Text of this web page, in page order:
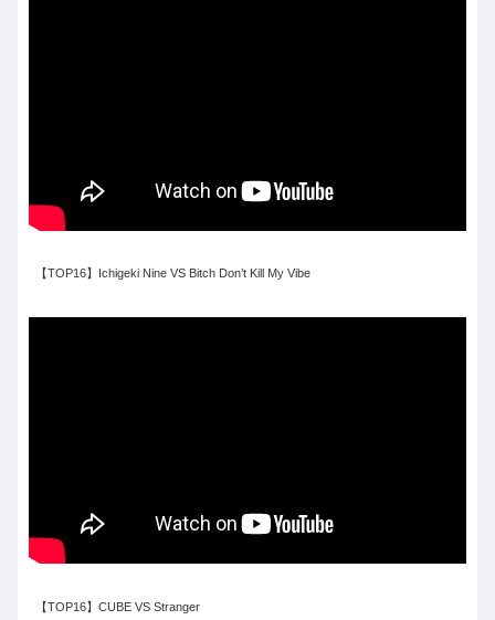
【TOP16】Ichigeki Nine VS Bitch Don’t Kill My Vibe
【TOP16】CUBE VS Stranger